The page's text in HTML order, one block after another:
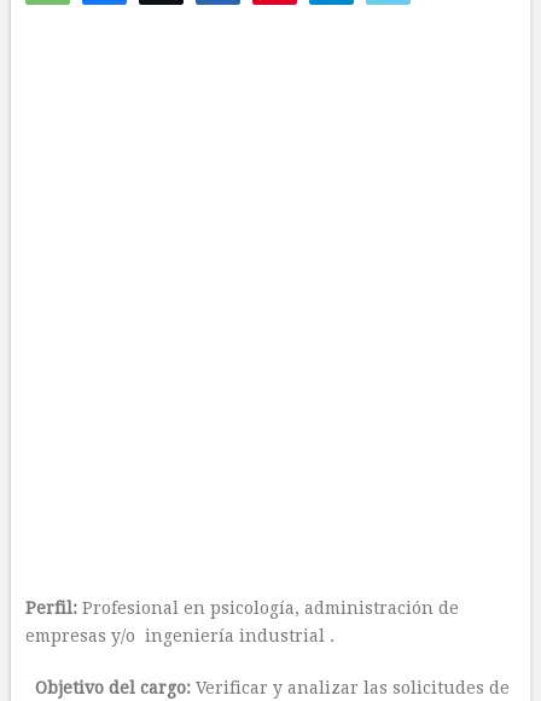
Perfil:Profesional en psicología, administración de
empresas y/o ingeniería industrial .
Objetivo del cargo:Verificar y analizar las solicitudes de